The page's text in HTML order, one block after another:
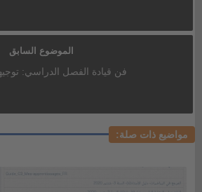
الموضوع السابق
فن قيادة الفصل الدراسي:
مواضيع ذات صلة: